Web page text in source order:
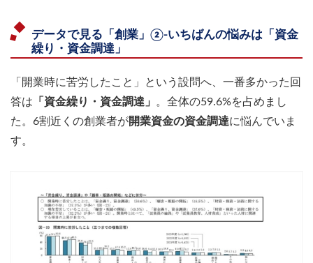
データで見る「創業」②-いちばんの悩みは「資金
繰り・資金調達」
「開業時に苦労したこと」という設問へ、一番多かった回
答は 「資金繰り・資金調達」
。全体の59.6%を占めまし
た。6割近くの創業者が開業資金の資金調達に悩んでいま
す。